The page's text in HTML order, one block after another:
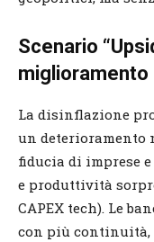
Scenario
La disinflazione
un deterioramento
fiducia di imprese
e produttività
CAPEX tech). Le
con più continuità,